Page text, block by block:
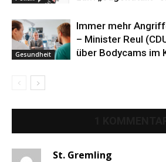
Gesundheit
Immer mehr
– Minister Reul
über Bodycams im
St. Gremling